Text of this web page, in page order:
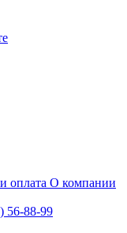
оплата О компании
56-88-99